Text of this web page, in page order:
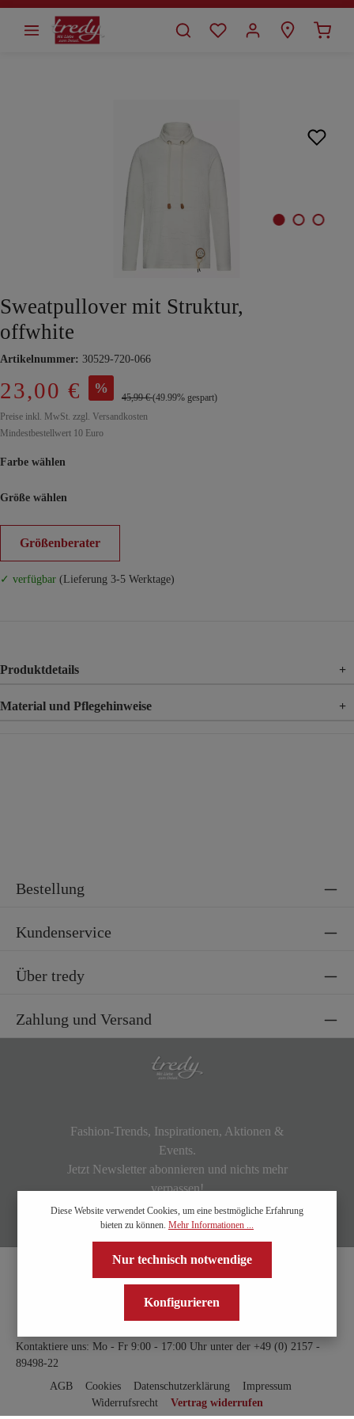
springen
Sweatpullover mit Struktur,
offwhite
Artikelnummer: 30529-720-066
23,00 € %
45,99 €(49.99% gespart)
Preise inkl. MwSt. zzgl. Versandkosten
Mindestbestellwert 10 Euro
Farbe wählen
Größe wählen
Größenberater
✓ verfügbar (Lieferung 3-5 Werktage)
Produktdetails +
Material und Pflegehinweise +
Bestellung
Kundenservice
Über tredy
Zahlung und Versand
Fashion-Trends, Inspirationen, Aktionen &
Events.
Jetzt Newsletter abonnieren und nichts mehr
verpassen!
Kontaktiere uns: Mo - Fr 9:00 - 17:00 Uhr unter der +49 (0) 2157 -
89498-22
AGB
Cookies Datenschutzerklärung
Impressum
Widerrufsrecht
Vertrag widerrufen
Diese Website verwendet Cookies, um eine bestmögliche Erfahrung
bieten zu können. Mehr Informationen ...
Nur technisch notwendige
Konfigurieren